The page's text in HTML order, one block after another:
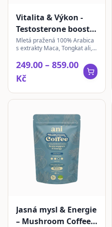
Vitalita & Výkon -
Testosterone booster
– Mushroom Coffee |
mletá 200g
Mletá pražená 100% Arabica
s extrakty Maca, Tongkat ali,
hormonální rovnováhu a
249.00 – 859.00
Kč
Jasná mysl & Energie
– Mushroom Coffee |